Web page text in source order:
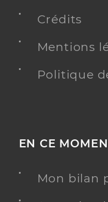
Crédits
Mentions
Politique
EN CE
Mon bilan